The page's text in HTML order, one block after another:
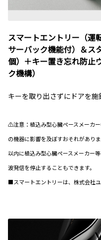
スマートエントリー（運
サーバック機能付）＆ス
個）＋キー置き忘れ防止
ク機構）
キーを取り出さずにドアを施
⚠注意：植込み型心臓ペースメーカ
の機器に影響を及ぼすおそれがあり
以内に植込み型心臓ペースメーカー
波発信を停止することもできます。
■スマートエントリーは、株式会社ユ